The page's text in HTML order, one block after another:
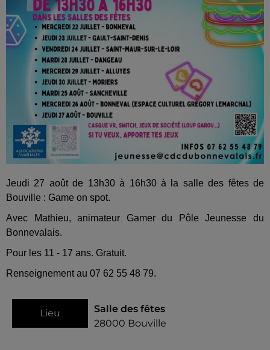
Jeudi 27 août de 13h30 à 16h30 à la salle des fêtes de
Bouville : Game on spot.
Avec Mathieu, animateur Gamer du Pôle Jeunesse du
Bonnevalais.
Pour les 11 - 17 ans. Gratuit.
Renseignement au 07 62 55 48 79.
Lieu
Salle des fêtes
28000 Bouville